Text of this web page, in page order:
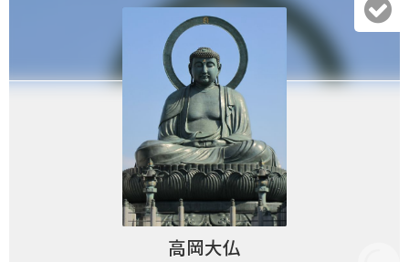
高岡大仏